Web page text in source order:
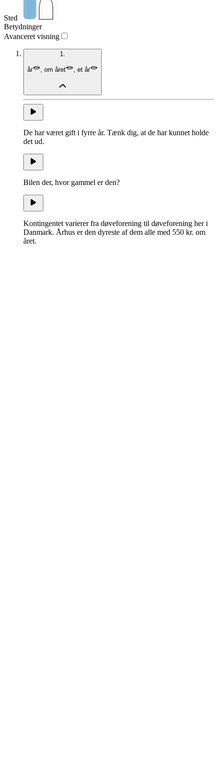
Sted
Betydninger
Avanceret visning
1.
år , om året , et år
De har været gift i fyrre år. Tænk dig, at de har kunnet holde
det ud.
Bilen der, hvor gammel er den?
Kontingentet varierer fra døveforening til døveforening her i
Danmark. Århus er den dyreste af dem alle med 550 kr. om
året.